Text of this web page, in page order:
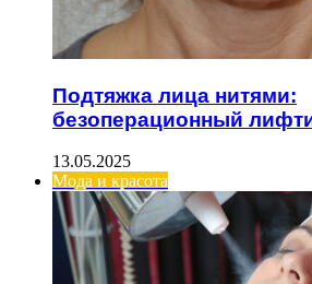
Подтяжка лица нитями:
безоперационный
13.05.2025
Мода и красота